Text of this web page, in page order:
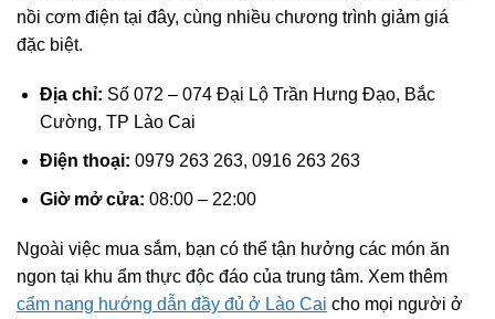
nồi cơm điện tại đây, cùng nhiều chương trình giảm giá
đặc biệt.
Địa chỉ: Số 072 – 074 Đại Lộ Trần Hưng Đạo, Bắc
Cường, TP Lào Cai
Điện thoại: 0979 263 263, 0916 263 263
Giờ mở cửa: 08:00 – 22:00
Ngoài việc mua sắm, bạn có thể tận hưởng các món ăn
ngon tại khu ẩm thực độc đáo của trung tâm. Xem thêm
cẩm nang hướng dẫn đầy đủ ở Lào Cai cho mọi người ở